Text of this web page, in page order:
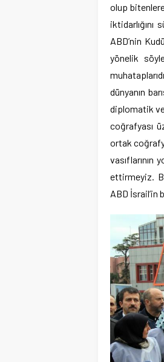
olup
ABD’nin
yönelik
dünyanın
diplomatik
coğrafyası
ortak
vasıflarının
ettirmeyiz.
ABD